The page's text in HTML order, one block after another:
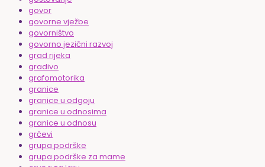
govor
govorne vježbe
govorništvo
govorno jezični razvoj
grad rijeka
gradivo
grafomotorika
granice
granice u odgoju
granice u odnosima
granice u odnosu
grčevi
grupa podrške
grupa podrške za mame